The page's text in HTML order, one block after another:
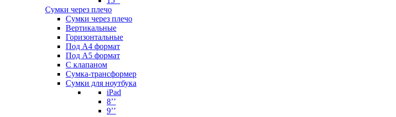
Сумки через плечо
Сумки через плечо
Вертикальные
Горизонтальные
Под А4 формат
Под А5 формат
С клапаном
Сумка-трансформер
Сумки для ноутбука
iPad
8’’
9’’